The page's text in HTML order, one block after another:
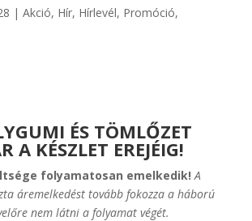
| Akció, Hír, Hírlevél, Promóció,
ÉS TÖMLŐZET
A KÉSZLET EREJÉIG!
folyamatosan emelkedik!A
áremelkedést tovább fokozza a háború
nem látni a folyamat végét.